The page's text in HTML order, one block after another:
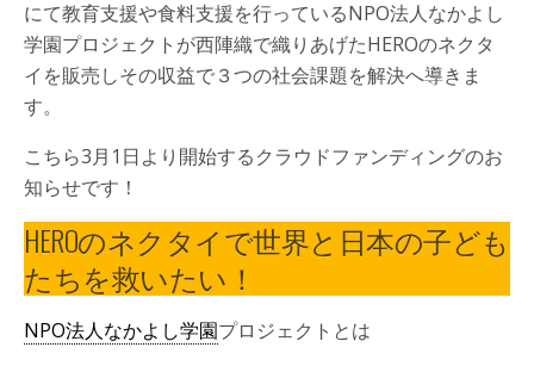
にて教育支援や食料支援を行っているNPO法人なかよし
学園プロジェクトが西陣織で織りあげたHEROのネクタ
イを販売しその収益で３つの社会課題を解決へ導きま
す。
こちら3月1日より開始するクラウドファンディングのお
知らせです！
HEROのネクタイで世界と日本の子ども
たちを救いたい！
NPO法人なかよし学園プロジェクトとは